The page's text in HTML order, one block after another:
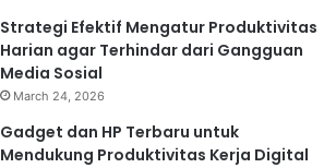
Strategi Efektif Mengatur Produktivitas
Harian agar Terhindar dari Gangguan
Media Sosial
March 24, 2026
Gadget dan HP Terbaru untuk
Mendukung Produktivitas Kerja Digital